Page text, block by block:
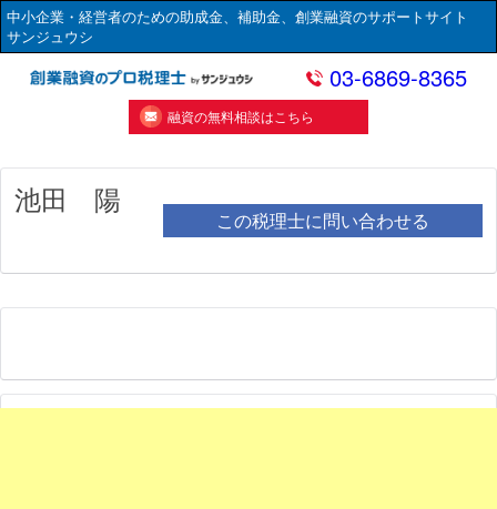
中小企業・経営者のための助成金、補助金、創業融資のサポートサイト
サンジュウシ
03-6869-8365
融資の無料相談はこちら
池田 陽
この税理士に問い合わせる